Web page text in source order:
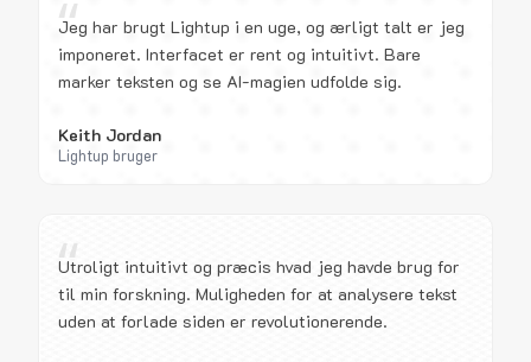
“
Jeg har brugt Lightup i en uge, og ærligt talt er jeg
imponeret. Interfacet er rent og intuitivt. Bare
marker teksten og se AI-magien udfolde sig.
Keith Jordan
Lightup bruger
“
Utroligt intuitivt og præcis hvad jeg havde brug for
til min forskning. Muligheden for at analysere tekst
uden at forlade siden er revolutionerende.